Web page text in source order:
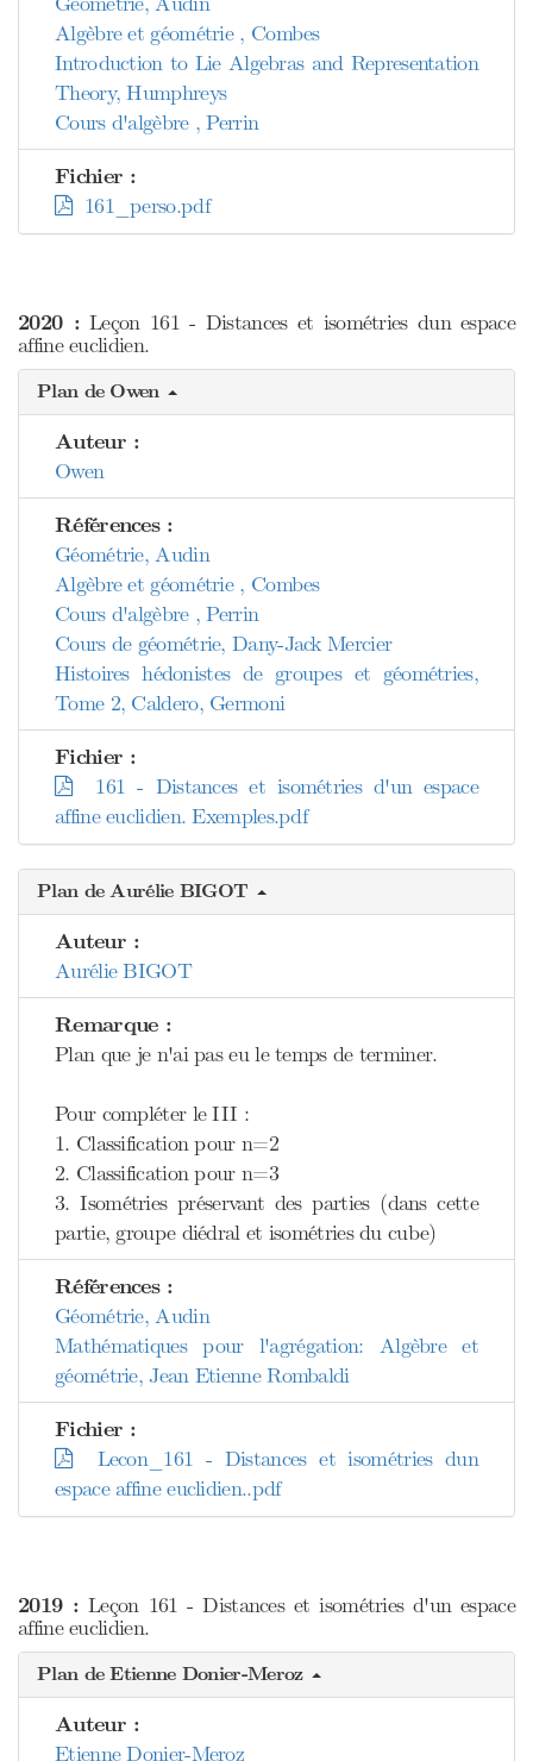
Algèbre et géométrie , Combes
Introduction to Lie Algebras and Representation
Theory, Humphreys
Cours d'algèbre , Perrin
Fichier :
161_perso.pdf
2020 :Leçon 161 - Distances et isométries dun espace
affine euclidien.
Plan de Owen
Auteur :
Owen
Références :
Géométrie, Audin
Algèbre et géométrie , Combes
Cours d'algèbre , Perrin
Cours de géométrie, Dany-Jack Mercier
Histoires hédonistes de groupes et géométries,
Tome 2, Caldero, Germoni
Fichier :
161 - Distances et isométries d'un espace
affine euclidien. Exemples.pdf
Plan de Aurélie BIGOT
Auteur :
Aurélie BIGOT
Remarque :
Plan que je n'ai pas eu le temps de terminer.
Pour compléter le III :
1. Classification pour n=2
2. Classification pour n=3
3. Isométries préservant des parties (dans cette
partie, groupe diédral et isométries du cube)
Références :
Géométrie, Audin
Mathématiques pour l'agrégation: Algèbre et
géométrie, Jean Etienne Rombaldi
Fichier :
Lecon_161 - Distances et isométries dun
espace affine euclidien..pdf
2019 : Leçon 161 - Distances et isométries d'un espace
affine euclidien.
Plan de Etienne Donier-Meroz
Auteur :
Etienne Donier-Meroz